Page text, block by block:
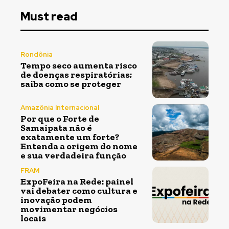
Must read
Rondônia
Tempo seco aumenta risco
de doenças respiratórias;
saiba como se proteger
Amazônia Internacional
Por que o Forte de
Samaipata não é
exatamente um forte?
Entenda a origem do nome
e sua verdadeira função
FRAM
ExpoFeira na Rede: painel
vai debater como cultura e
inovação podem
movimentar negócios
locais